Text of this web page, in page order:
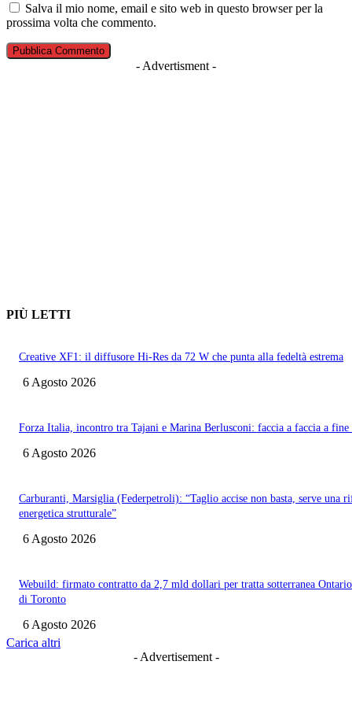
Salva il mio nome, email e sito web in questo browser per la
prossima volta che commento.
- Advertisment -
PIÙ LETTI
Creative XF1: il diffusore Hi-Res da 72 W che punta alla fedeltà estrema
6 Agosto 2026
Forza Italia, incontro tra Tajani e Marina Berlusconi: faccia a faccia a fine
6 Agosto 2026
Carburanti, Marsiglia (Federpetroli): “Taglio accise non basta, serve una
energetica strutturale”
6 Agosto 2026
Webuild: firmato contratto da 2,7 mld dollari per tratta sotterranea
di Toronto
6 Agosto 2026
Carica altri
- Advertisement -